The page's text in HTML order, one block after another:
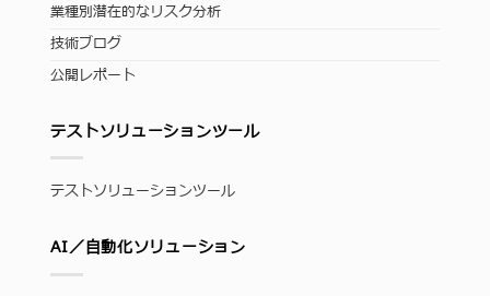
業種別潜在的なリスク分析
技術ブログ
公開レポート
テストソリューションツール
テストソリューションツール
AI／自動化ソリューション